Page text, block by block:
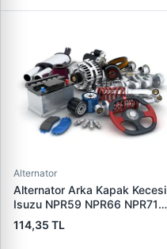
Alternator
Alternator Arka Kapak Kecesi
Isuzu NPR59 NPR66 NPR71
Nqr Nkr KS22 MD27 Turkuaz
15×32×7.5 | CDF 88310 |
114,35 TL